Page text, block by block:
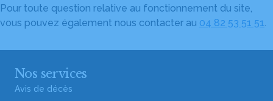
Pour toute question relative au fonctionnement du site,
vous pouvez également nous contacter au 04 82 53 51 51.
Nos services
Avis de décès